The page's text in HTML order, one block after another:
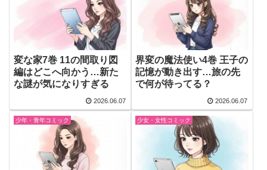
変な家7巻 11の間取り図
編はどこへ向かう…新た
な謎が気になりすぎる
2026.06.07
界変の魔法使い4巻 王子の
記憶が動き出す…旅の先
で何が待ってる？
2026.06.07
少年・青年コミック 少女・女性コミック